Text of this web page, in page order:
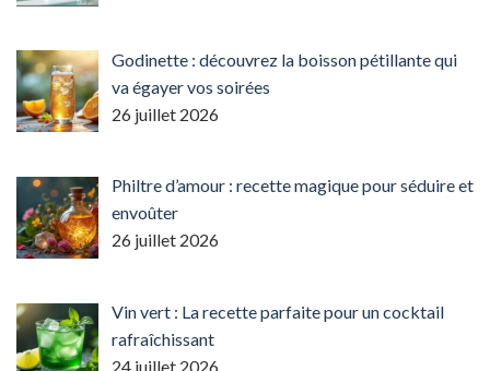
Godinette : découvrez la boisson pétillante qui
va égayer vos soirées
26 juillet 2026
Philtre d’amour : recette magique pour séduire et
envoûter
26 juillet 2026
Vin vert : La recette parfaite pour un cocktail
rafraîchissant
24 juillet 2026